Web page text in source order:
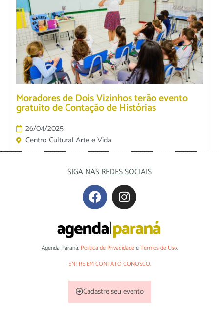
Moradores de Dois Vizinhos terão evento
gratuito de Contação de Histórias
26/04/2025
Centro Cultural Arte e Vida
SIGA NAS REDES SOCIAIS
Agenda Paraná. Política de PrivacidadeeTermos de Uso.
ENTRE EM CONTATO CONOSCO.
Cadastre seu evento